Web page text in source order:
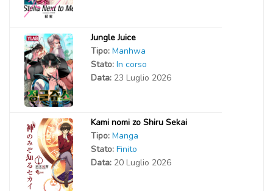
Jungle Juice
Tipo: Manhwa
Stato: In corso
Data: 23 Luglio 2026
Kami nomi zo Shiru Sekai
Tipo: Manga
Stato: Finito
Data: 20 Luglio 2026